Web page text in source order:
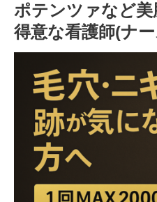
ポテンツァなど
得意な看護師(ナ